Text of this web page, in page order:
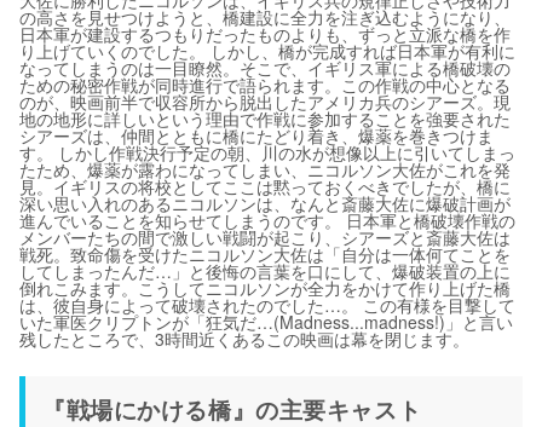
の高さを見せつけようと、橋建設に全力を注ぎ込むようになり、
日本軍が建設するつもりだったものよりも、ずっと立派な橋を作
り上げていくのでした。 しかし、橋が完成すれば日本軍が有利に
なってしまうのは一目瞭然。そこで、イギリス軍による橋破壊の
ための秘密作戦が同時進行で語られます。この作戦の中心となる
のが、映画前半で収容所から脱出したアメリカ兵のシアーズ。現
地の地形に詳しいという理由で作戦に参加することを強要された
シアーズは、仲間とともに橋にたどり着き、爆薬を巻きつけま
す。 しかし作戦決行予定の朝、川の水が想像以上に引いてしまっ
たため、爆薬が露わになってしまい、ニコルソン大佐がこれを発
見。イギリスの将校としてここは黙っておくべきでしたが、橋に
深い思い入れのあるニコルソンは、なんと斎藤大佐に爆破計画が
進んでいることを知らせてしまうのです。 日本軍と橋破壊作戦の
メンバーたちの間で激しい戦闘が起こり、シアーズと斎藤大佐は
戦死。致命傷を受けたニコルソン大佐は「自分は一体何てことを
してしまったんだ…」と後悔の言葉を口にして、爆破装置の上に
倒れこみます。こうしてニコルソンが全力をかけて作り上げた橋
は、彼自身によって破壊されたのでした…。 この有様を目撃して
いた軍医クリプトンが「狂気だ…(Madness...madness!)」と言い
残したところで、3時間近くあるこの映画は幕を閉じます。
『戦場にかける橋』の主要キャスト